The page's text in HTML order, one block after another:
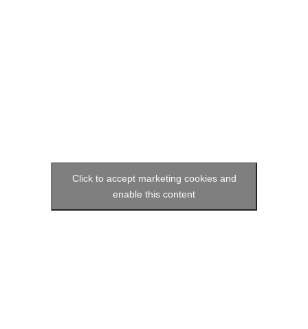
Click to accept marketing cookies and
enable this content